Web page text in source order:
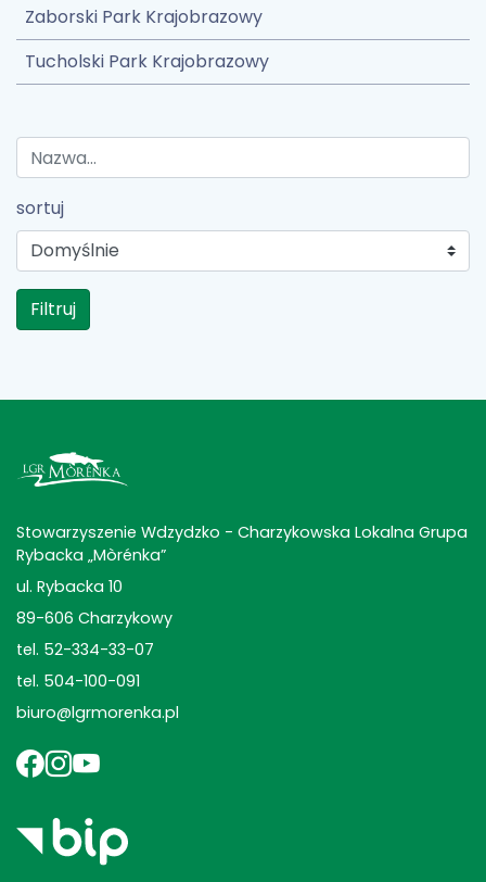
Zaborski Park Krajobrazowy
Tucholski Park Krajobrazowy
sortuj
Filtruj
Stowarzyszenie Wdzydzko - Charzykowska Lokalna Grupa
Rybacka „Mòrénka”
ul. Rybacka 10
89-606 Charzykowy
tel. 52-334-33-07
tel. 504-100-091
biuro@lgrmorenka.pl